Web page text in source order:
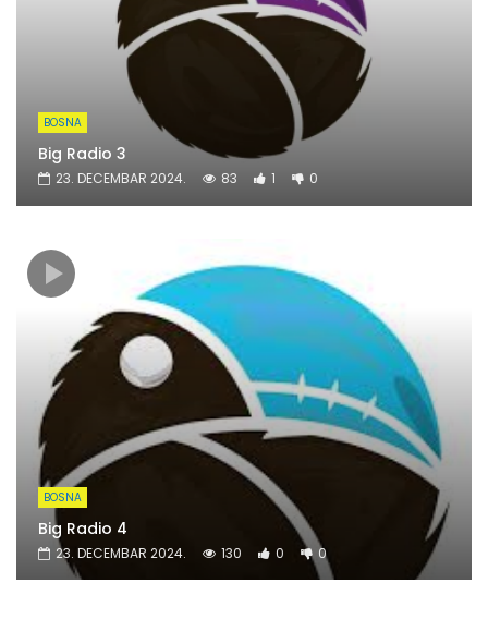
BOSNA
Big Radio 3
23. DECEMBAR 2024. 83 1 0
BOSNA
Big Radio 4
23. DECEMBAR 2024. 130 0 0